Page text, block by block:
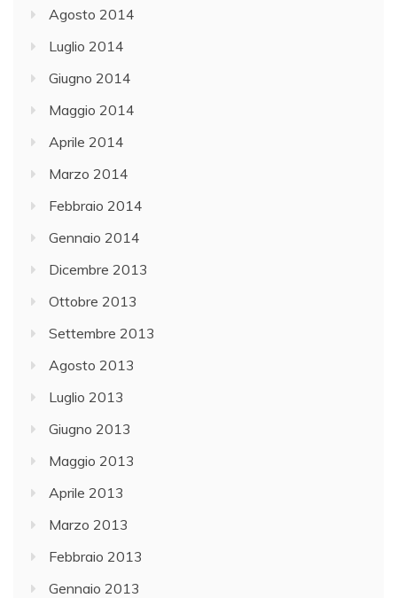
Agosto 2014
Luglio 2014
Giugno 2014
Maggio 2014
Aprile 2014
Marzo 2014
Febbraio 2014
Gennaio 2014
Dicembre 2013
Ottobre 2013
Settembre 2013
Agosto 2013
Luglio 2013
Giugno 2013
Maggio 2013
Aprile 2013
Marzo 2013
Febbraio 2013
Gennaio 2013